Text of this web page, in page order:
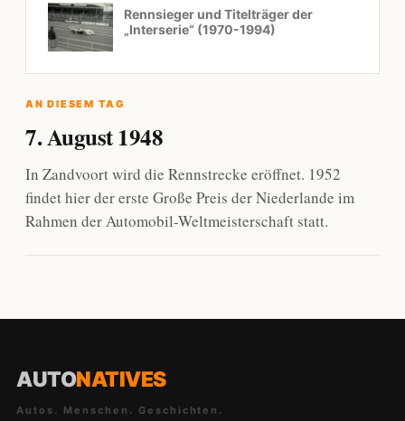
Rennsieger und Titelträger der
„Interserie“ (1970-1994)
AN DIESEM TAG
7. August 1948
In Zandvoort wird die Rennstrecke eröffnet. 1952
findet hier der erste Große Preis der Niederlande im
Rahmen der Automobil-Weltmeisterschaft statt.
AUTONATIVES
Autos. Menschen. Geschichten.